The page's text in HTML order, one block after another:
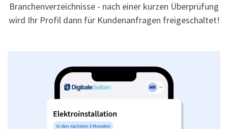
Branchenverzeichnisse - nach einer kurzen Überprüfung
wird Ihr Profil dann für Kundenanfragen freigeschaltet!